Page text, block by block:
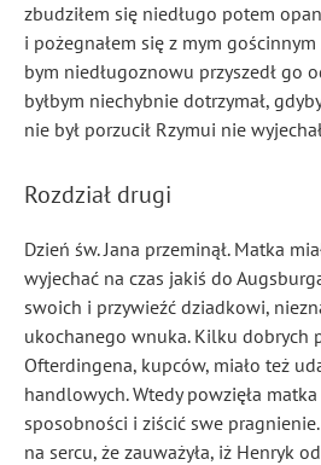
zbudziłem się niedługo potem
i pożegnałem się z mym gościnnym
bym niedługoznowu przyszedł go
byłbym niechybnie dotrzymał,
nie był porzucił Rzymui nie
Rozdział drugi
Dzień św. Jana przeminął. Matka
wyjechać na czas jakiś do
swoich i przywieźć dziadkowi,
ukochanego wnuka. Kilku dobrych
Ofterdingena, kupców, miało też
handlowych. Wtedy powzięła
sposobności i ziścić swe
na sercu, że zauważyła, iż Henryk